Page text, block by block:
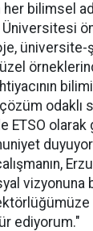
her bilimsel
üniversite-
odaklı
ETSO olarak
vizyonuna
ediyorum."